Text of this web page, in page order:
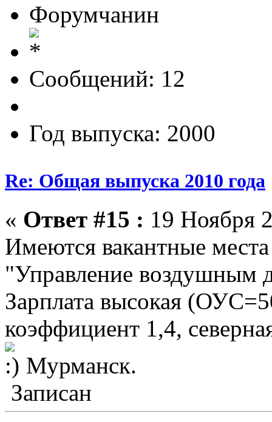
Форумчанин
Сообщений: 12
Год выпуска: 2000
Re: Общая выпуска 2010 года
« Ответ #15 : 19 Ноября
Имеются вакантные
"Управление воздушным
Зарплата высокая
коэффициент 1,4,
Мурманск.
Записан